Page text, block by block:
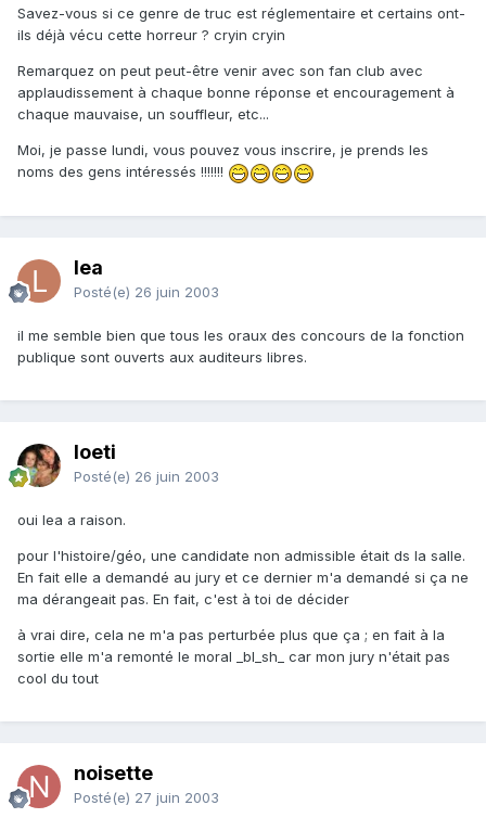
Savez-vous si ce genre de truc est réglementaire et certains ont-
ils déjà vécu cette horreur ? cryin cryin
Remarquez on peut peut-être venir avec son fan club avec
applaudissement à chaque bonne réponse et encouragement à
chaque mauvaise, un souffleur, etc...
Moi, je passe lundi, vous pouvez vous inscrire, je prends les
noms des gens intéressés !!!!!!!
lea
Posté(e) 26 juin 2003
il me semble bien que tous les oraux des concours de la fonction
publique sont ouverts aux auditeurs libres.
loeti
Posté(e) 26 juin 2003
oui lea a raison.
pour l'histoire/géo, une candidate non admissible était ds la salle.
En fait elle a demandé au jury et ce dernier m'a demandé si ça ne
ma dérangeait pas. En fait, c'est à toi de décider
à vrai dire, cela ne m'a pas perturbée plus que ça ; en fait à la
sortie elle m'a remonté le moral _bl_sh_ car mon jury n'était pas
cool du tout
noisette
Posté(e) 27 juin 2003